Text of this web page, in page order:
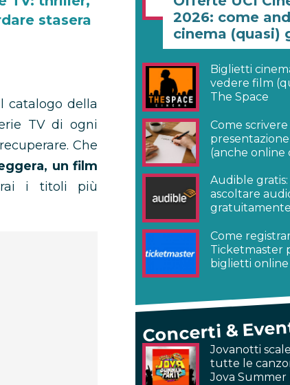
stasera
catalogo della
TV di ogni
Che
un film
i titoli più
2026: come
cinema (quasi)
Biglietti
vedere film
The Space
Come
(anche online
Audible
ascoltare
Come
Ticketmaster
biglietti online
Concerti &
Jovanotti
tutte le
Jova Summer